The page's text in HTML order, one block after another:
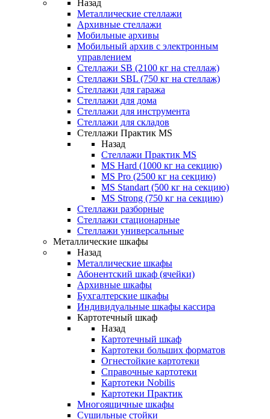
Назад
Металлические стеллажи
Архивные стеллажи
Мобильные архивы
Мобильный архив с электронным
управлением
Стеллажи SB (2100 кг на стеллаж)
Стеллажи SBL (750 кг на стеллаж)
Стеллажи для гаража
Стеллажи для дома
Стеллажи для инструмента
Стеллажи для складов
Стеллажи Практик MS
Назад
Стеллажи Практик MS
MS Hard (1000 кг на секцию)
MS Pro (2500 кг на секцию)
MS Standart (500 кг на секцию)
MS Strong (750 кг на секцию)
Стеллажи разборные
Стеллажи стационарные
Стеллажи универсальные
Металлические шкафы
Назад
Металлические шкафы
Абонентский шкаф (ячейки)
Архивные шкафы
Бухгалтерские шкафы
Индивидуальные шкафы кассира
Картотечный шкаф
Назад
Картотечный шкаф
Картотеки больших форматов
Огнестойкие картотеки
Справочные картотеки
Картотеки Nobilis
Картотеки Практик
Многоящичные шкафы
Сушильные стойки